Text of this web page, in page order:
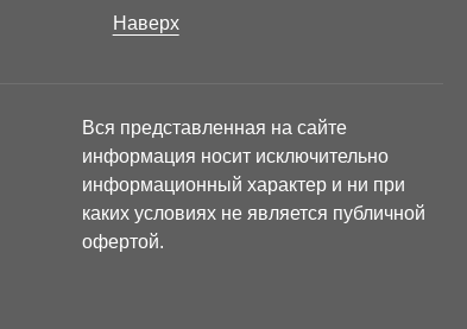
Наверх
Вся представленная на сайте
информация носит исключительно
информационный характер и ни при
каких условиях не является публичной
офертой.